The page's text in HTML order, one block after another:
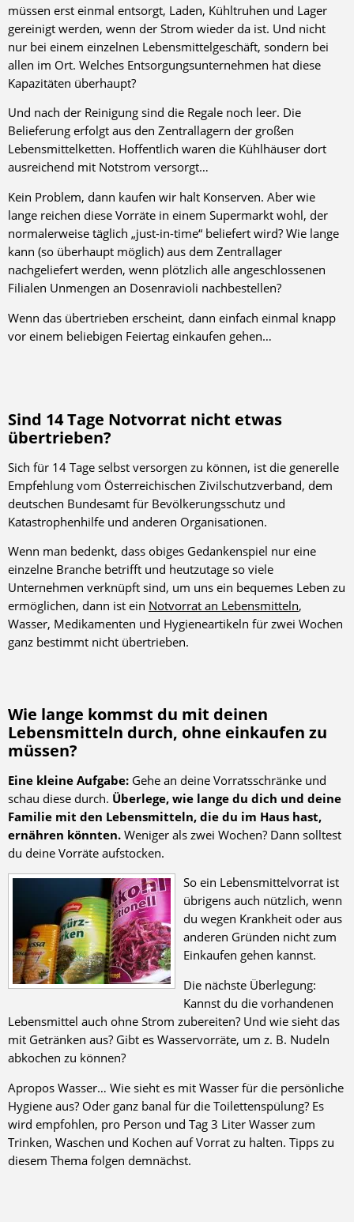
müssen erst einmal entsorgt, Laden, Kühltruhen und Lager
gereinigt werden, wenn der Strom wieder da ist. Und nicht
nur bei einem einzelnen Lebensmittelgeschäft, sondern bei
allen im Ort. Welches Entsorgungsunternehmen hat diese
Kapazitäten überhaupt?
Und nach der Reinigung sind die Regale noch leer. Die
Belieferung erfolgt aus den Zentrallagern der großen
Lebensmittelketten. Hoffentlich waren die Kühlhäuser dort
ausreichend mit Notstrom versorgt…
Kein Problem, dann kaufen wir halt Konserven. Aber wie
lange reichen diese Vorräte in einem Supermarkt wohl, der
normalerweise täglich „just-in-time“ beliefert wird? Wie lange
kann (so überhaupt möglich) aus dem Zentrallager
nachgeliefert werden, wenn plötzlich alle angeschlossenen
Filialen Unmengen an Dosenravioli nachbestellen?
Wenn das übertrieben erscheint, dann einfach einmal knapp
vor einem beliebigen Feiertag einkaufen gehen…
Sind 14 Tage Notvorrat nicht etwas
übertrieben?
Sich für 14 Tage selbst versorgen zu können, ist die generelle
Empfehlung vom Österreichischen Zivilschutzverband, dem
deutschen Bundesamt für Bevölkerungsschutz und
Katastrophenhilfe und anderen Organisationen.
Wenn man bedenkt, dass obiges Gedankenspiel nur eine
einzelne Branche betrifft und heutzutage so viele
Unternehmen verknüpft sind, um uns ein bequemes Leben zu
ermöglichen, dann ist ein Notvorrat an Lebensmitteln,
Wasser, Medikamenten und Hygieneartikeln für zwei Wochen
ganz bestimmt nicht übertrieben.
Wie lange kommst du mit deinen
Lebensmitteln durch, ohne einkaufen zu
müssen?
Eine kleine Aufgabe: Gehe an deine Vorratsschränke und
schau diese durch. Überlege, wie lange du dich und deine
Familie mit den Lebensmitteln, die du im Haus hast,
ernähren könnten. Weniger als zwei Wochen? Dann solltest
du deine Vorräte aufstocken.
So ein Lebensmittelvorrat ist
übrigens auch nützlich, wenn
du wegen Krankheit oder aus
anderen Gründen nicht zum
Einkaufen gehen kannst.
Die nächste Überlegung:
Kannst du die vorhandenen
Lebensmittel auch ohne Strom zubereiten? Und wie sieht das
mit Getränken aus? Gibt es Wasservorräte, um z. B. Nudeln
abkochen zu können?
Apropos Wasser… Wie sieht es mit Wasser für die persönliche
Hygiene aus? Oder ganz banal für die Toilettenspülung? Es
wird empfohlen, pro Person und Tag 3 Liter Wasser zum
Trinken, Waschen und Kochen auf Vorrat zu halten. Tipps zu
diesem Thema folgen demnächst.